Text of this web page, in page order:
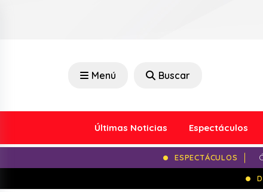
Menú Buscar
Últimas Noticias Espectáculos
ESPECTÁCULOS